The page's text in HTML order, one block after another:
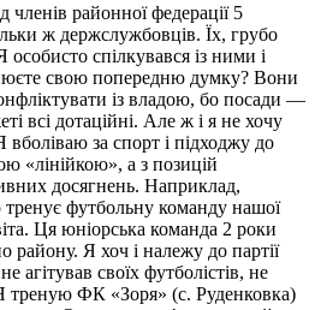
районної федерації 5
ж держслужбовців. Їх, грубо
спілкувався із ними і
свою попередню думку? Вони
із владою, бо посади —
всі дотаційні. Але ж і я не хочу
за спорт і підходжу до
«лінійкою», а з позицій
досягнень. Наприклад,
футбольну команду нашої
Ця юніорська команда 2 роки
району. Я хоч і належу до партії
агітував своїх футболістів, не
треную ФК «Зоря» (с. Руденковка)